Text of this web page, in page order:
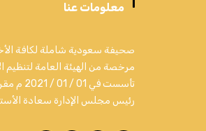
معلومات عنا
صحيفة سعودية شاملة لكافة
تأسست
رئيس مجلس الإدارة سعادة